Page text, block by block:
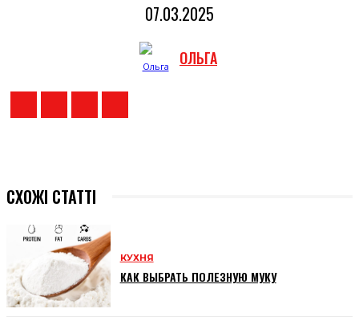
07.03.2025
ОЛЬГА
СХОЖІ СТАТТІ
КУХНЯ
КАК ВЫБРАТЬ ПОЛЕЗНУЮ МУКУ